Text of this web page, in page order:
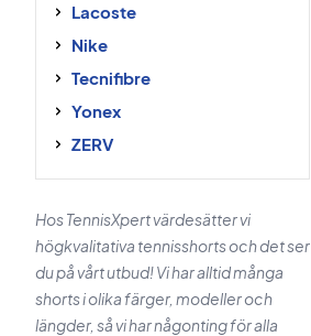
Lacoste
Nike
Tecnifibre
Yonex
ZERV
Hos TennisXpert värdesätter vi
högkvalitativa tennisshorts och det ser
du på vårt utbud! Vi har alltid många
shorts i olika färger, modeller och
längder, så vi har någonting för alla